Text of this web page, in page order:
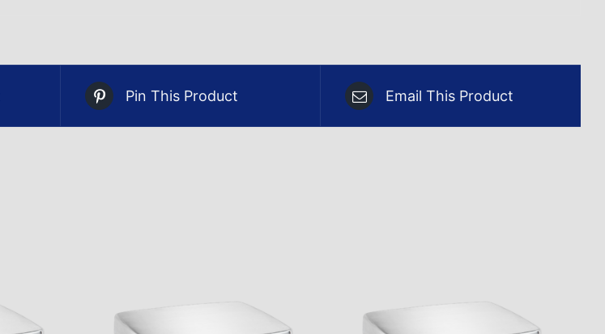
Pin This Product Email This Product